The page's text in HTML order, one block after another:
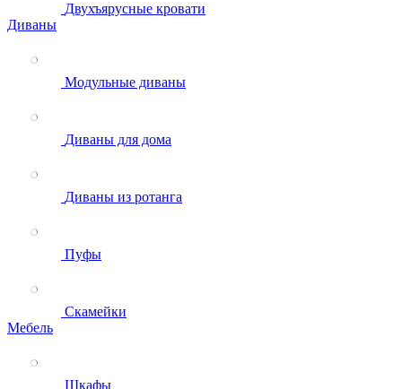
Двухъярусные кровати
Диваны
Модульные диваны
Диваны для дома
Диваны из ротанга
Пуфы
Скамейки
Мебель
Шкафы